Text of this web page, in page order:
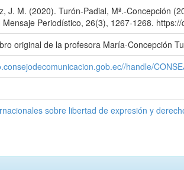
J. M. (2020). Turón-Padial, Mª.-Concepción
Mensaje Periodístico, 26(3), 1267-1268.
original de la profesora María-Concepción
handle/
sobre libertad de expresión y